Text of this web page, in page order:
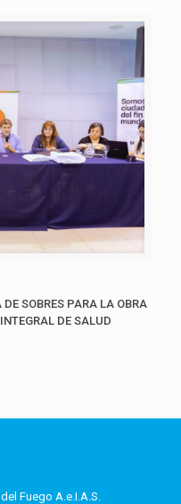
SOBRES PARA LA OBRA
DE SALUD
Fuego A.e.I.A.S.